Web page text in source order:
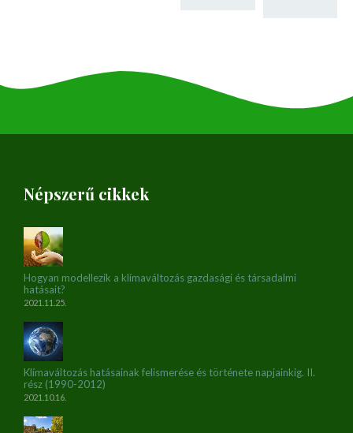
Népszerű cikkek
Hogyan modellezik a klímaváltozás gazdasági és társadalmi
hatásait?
2021.11.25.
Klímaváltozás hatásainak felismerése és története napjainkig. II.
rész (1990-2012)
2021.10.16.